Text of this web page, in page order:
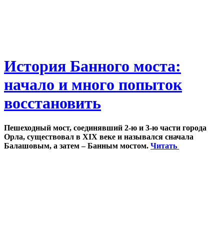
История Банного моста:
начало и много попыток
восстановить
Пешеходный мост, соединявший 2-ю и 3-ю части города
Орла, существовал в XIX веке и назывался сначала
Балашовым, а затем – Банным мостом. Читать